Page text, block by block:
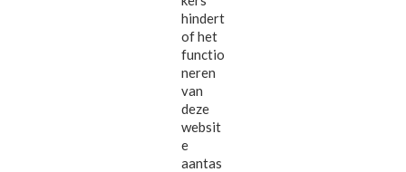
hindert
of het
functio
neren
van
deze
websit
e
aantas